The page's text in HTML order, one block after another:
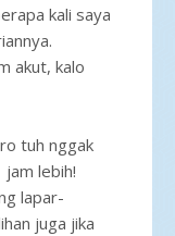
kali saya
akut, kalo
tuh nggak
lebih!
lapar-
juga jika